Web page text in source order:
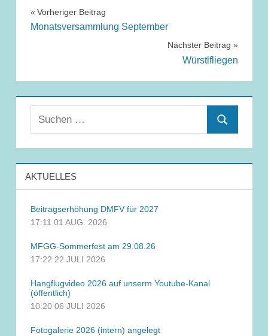
Beitragsnavigation
Vorheriger Beitrag
Monatsversammlung September
Nächster Beitrag
Würstlfliegen
Suchen
AKTUELLES
Beitragserhöhung DMFV für 2027
17:11 01 AUG. 2026
MFGG-Sommerfest am 29.08.26
17:22 22 JULI 2026
Hangflugvideo 2026 auf unserm Youtube-Kanal
(öffentlich)
10:20 06 JULI 2026
Fotogalerie 2026 (intern) angelegt